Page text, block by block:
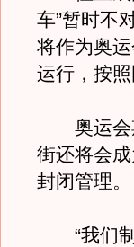
车”暂时不
将作为奥
运行，按
奥运会期
街还将会
封闭管理。
“我们制